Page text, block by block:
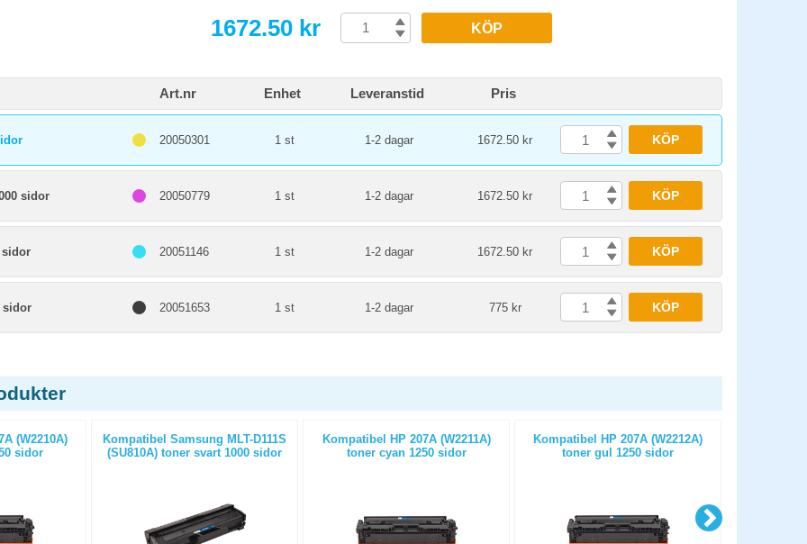
1672.50 kr KÖP
Art.nr Enhet Leveranstid Pris
20050301 1 st 1-2 dagar 1672.50 kr KÖP
sidor 20050779 1 st 1-2 dagar 1672.50 kr KÖP
sidor 20051146 1 st 1-2 dagar 1672.50 kr KÖP
sidor 20051653 1 st 1-2 dagar 775 kr KÖP
(W2210A)
sidor
Kompatibel Samsung MLT-D111S
(SU810A) toner svart 1000 sidor
Kompatibel HP 207A (W2211A)
toner cyan 1250 sidor
Kompatibel HP 207A (W2212A)
toner gul 1250 sidor